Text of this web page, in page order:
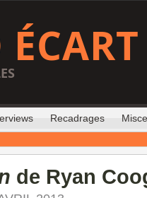
Recadrages
de Ryan